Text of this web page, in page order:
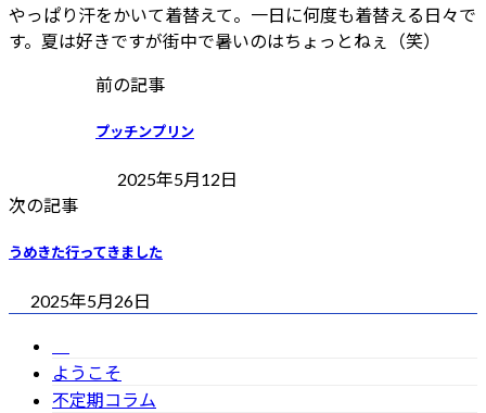
やっぱり汗をかいて着替えて。一日に何度も着替える日々で
す。夏は好きですが街中で暑いのはちょっとねぇ（笑）
前の記事
プッチンプリン
2025年5月12日
次の記事
うめきた行ってきました
2025年5月26日
ようこそ
不定期コラム